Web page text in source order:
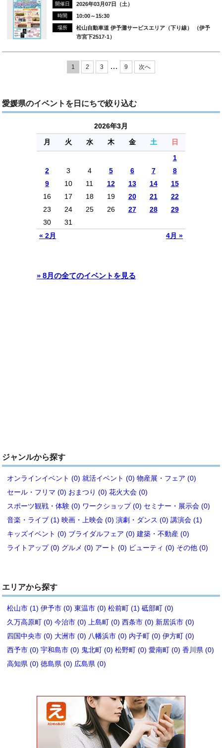
開催日 2026年03月07日（土）
時間 10:00～15:30
場所
松山自動車道 伊予灘サービスエリア（下り線） （伊予
市宮下2517-1）
1 2 3 … 9 次へ
愛媛県のイベントを日にちで絞り込む
2026年3月
月
火 水 木 金 土 日
« 2月 4月 »
1
2
3 4 5 6 7
8
9
10 11 12 13 14
15
16
17 18 19 20 21
22
23
24 25 26 27 28
29
30
31
» 8月の全てのイベントを見る
ジャンルから探す
オンラインイベント (0) 就活イベント (0) 物産展・フェア (0)
セール・フリマ (0) おまつり (0) 花火大会 (0)
スポーツ観戦・体験 (0) ワークショップ (0) セミナー・展示会 (0)
音楽・ライブ (1) 映画・上映会 (0) 演劇・ダンス (0) 講演会 (1)
キッズイベント (0) ブライダルフェア (0) 建築・不動産 (0)
ライトアップ (0) グルメ (0) アート (0) ビューティ (0) その他 (0)
エリアから探す
松山市 (1) 伊予市 (0) 東温市 (0) 松前町 (1) 砥部町 (0)
久万高原町 (0) 今治市 (0) 上島町 (0) 西条市 (0) 新居浜市 (0)
四国中央市 (0) 大洲市 (0) 八幡浜市 (0) 内子町 (0) 伊方町 (0)
西予市 (0) 宇和島市 (0) 鬼北町 (0) 松野町 (0) 愛南町 (0) 香川県 (0)
高知県 (0) 徳島県 (0) 広島県 (0)